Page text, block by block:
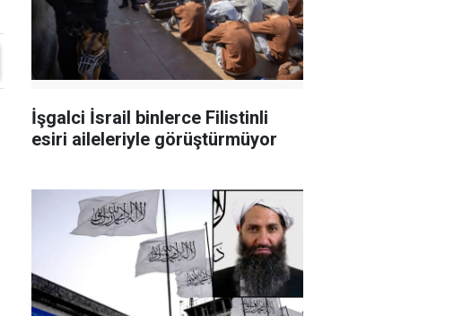
İşgalci İsrail binlerce Filistinli
esiri aileleriyle görüştürmüyor